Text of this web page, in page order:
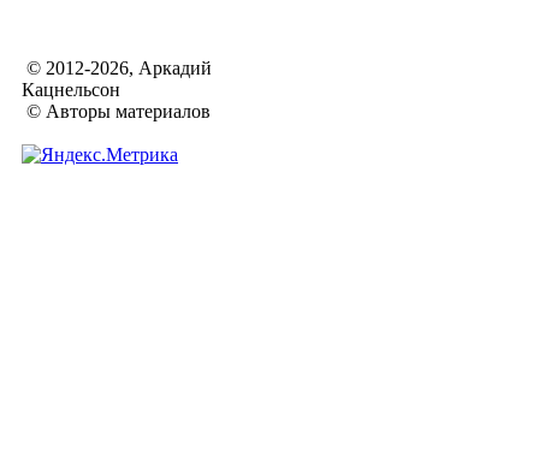
© 2012-2026, Аркадий
Кацнельсон
© Авторы материалов